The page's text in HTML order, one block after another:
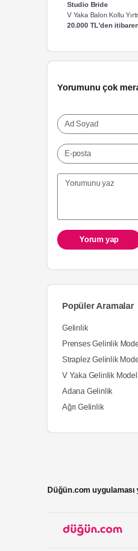
Studio Bride
V Yaka Balon Kollu
Gelinlik
20.000 TL'den
Yorumunu çok
Ad Soyad
E-posta
Yorum yap
Popüler Aramalar
Gelinlik
Prenses Gelinlik
Straplez Gelinlik
V Yaka Gelinlik
Adana Gelinlik
Ağrı Gelinlik
Düğün.com